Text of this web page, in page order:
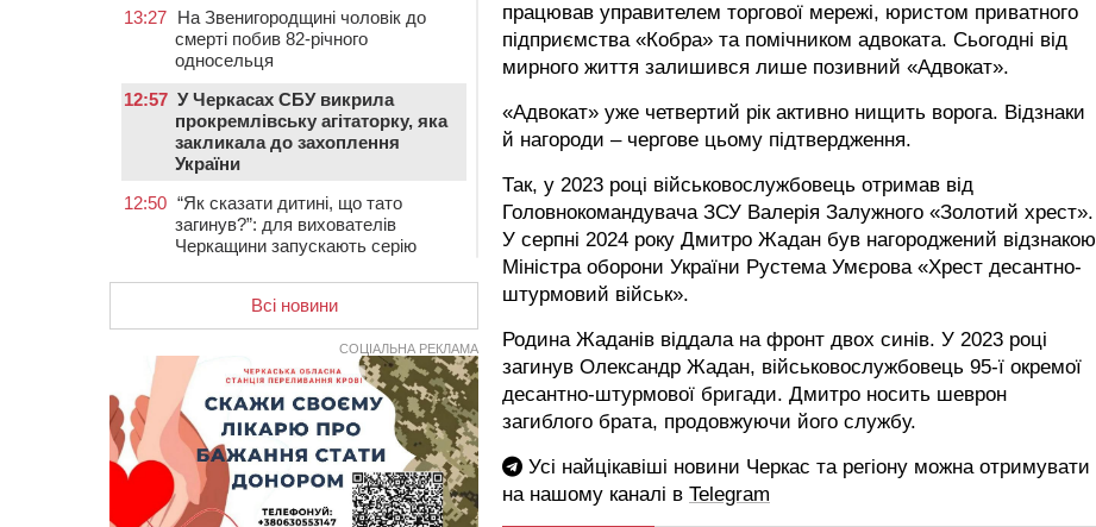
працював управителем торгової мережі, юристом приватного
підприємства «Кобра» та помічником адвоката. Сьогодні від
мирного життя залишився лише позивний «Адвокат».
«Адвокат» уже четвертий рік активно нищить ворога. Відзнаки
й нагороди – чергове цьому підтвердження.
Так, у 2023 році військовослужбовець отримав від
Головнокомандувача ЗСУ Валерія Залужного «Золотий хрест».
У серпні 2024 року Дмитро Жадан був нагороджений відзнакою
Міністра оборони України Рустема Умєрова «Хрест десантно-
штурмовий військ».
Родина Жаданів віддала на фронт двох синів. У 2023 році
загинув Олександр Жадан, військовослужбовець 95-ї окремої
десантно-штурмової бригади. Дмитро носить шеврон
загиблого брата, продовжуючи його службу.
Усі найцікавіші новини Черкас та регіону можна отримувати
на нашому каналі в Telegram
13:27 На Звенигородщині чоловік до
смерті побив 82-річного
односельця
12:57 У Черкасах СБУ викрила
прокремлівську агітаторку, яка
закликала до захоплення
України
12:50 “Як сказати дитині, що тато
загинув?”: для вихователів
Черкащини запускають серію
На Золотоніщині вже десяту
добу гасять пожежу торфу
11:35
Від 80 гривень за кілограм: в
Україні прогнозують стрибок цін на
гречку
10:56
Захисника зі Звенигородщини,
який обороняв Авдіївку,
нагородили “Комбатантським
хрестом”
Всі новини
СОЦІАЛЬНА РЕКЛАМА